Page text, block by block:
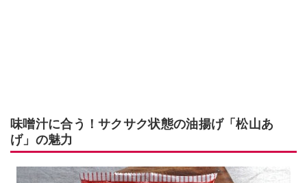
味噌汁に合う！サクサク状態の油揚げ「松山あ
げ」の魅力